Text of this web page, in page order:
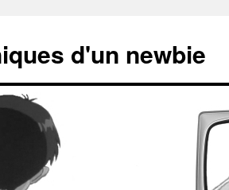
d'un newbie